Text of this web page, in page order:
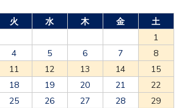
火 水 木 金
土
1
4 5 6 7
8
11 12 13 14
15
18 19 20 21
22
25 26 27 28
29